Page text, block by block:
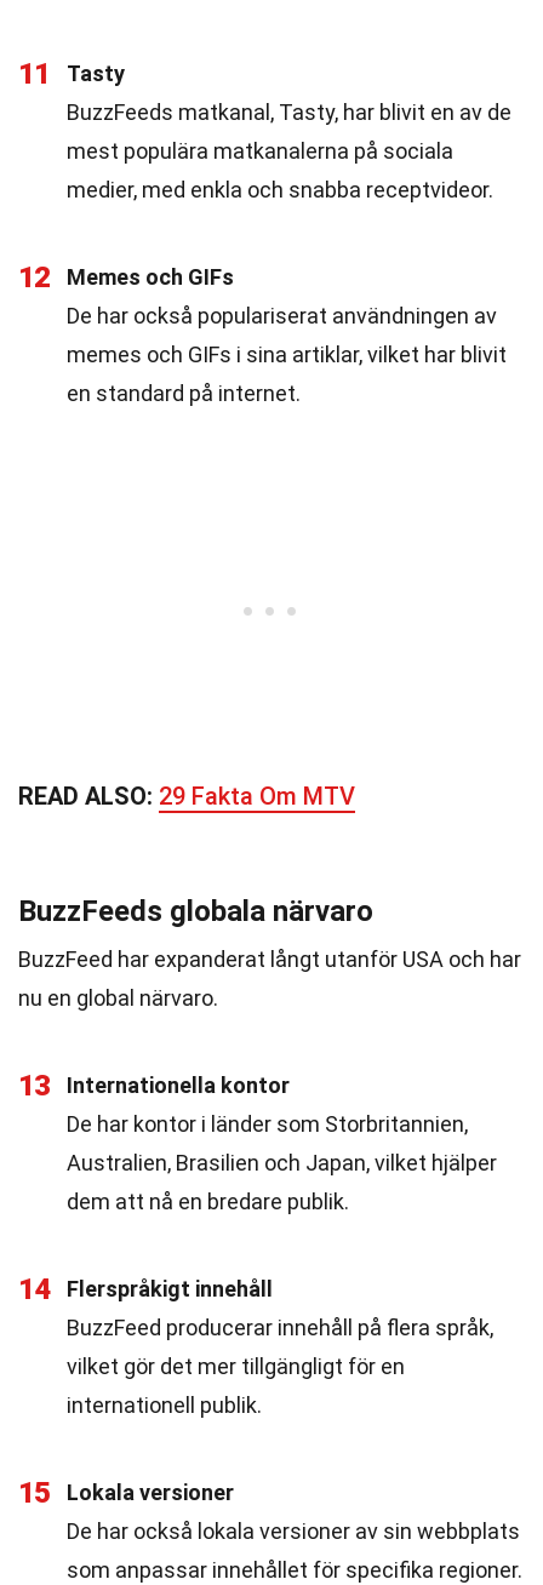
11
Tasty
BuzzFeeds matkanal, Tasty, har blivit en av de
mest populära matkanalerna på sociala
medier, med enkla och snabba receptvideor.
12
Memes och GIFs
De har också populariserat användningen av
memes och GIFs i sina artiklar, vilket har blivit
en standard på internet.
READ ALSO: 29 Fakta Om MTV
BuzzFeeds globala närvaro
BuzzFeed har expanderat långt utanför USA och har
nu en global närvaro.
13
Internationella kontor
De har kontor i länder som Storbritannien,
Australien, Brasilien och Japan, vilket hjälper
dem att nå en bredare publik.
14
Flerspråkigt innehåll
BuzzFeed producerar innehåll på flera språk,
vilket gör det mer tillgängligt för en
internationell publik.
15
Lokala versioner
De har också lokala versioner av sin webbplats
som anpassar innehållet för specifika regioner.